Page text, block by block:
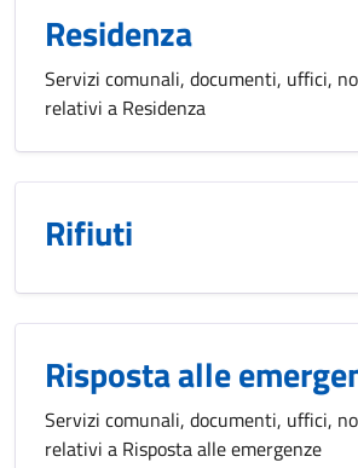
Residenza
Servizi comunali, documenti, uffici,
relativi a Residenza
Rifiuti
Risposta alle
Servizi comunali, documenti, uffici,
relativi a Risposta alle emergenze